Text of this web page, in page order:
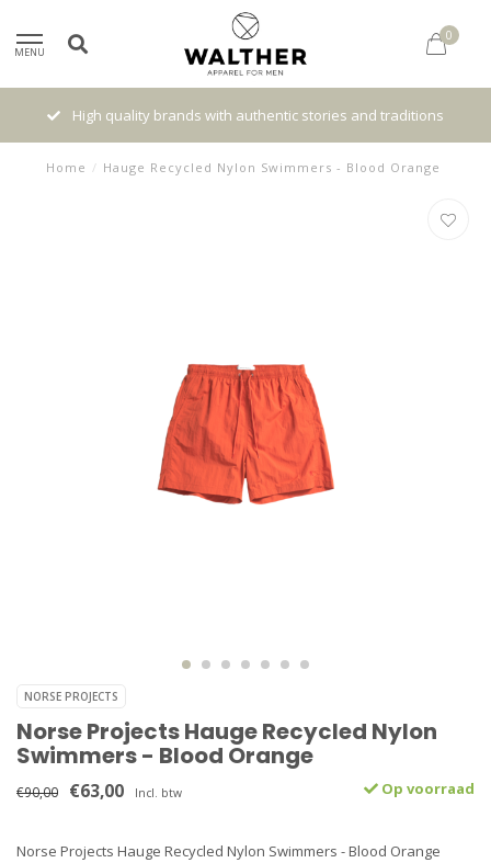
MENU
0
High quality brands with authentic stories and traditions
Home / Hauge Recycled Nylon Swimmers - Blood Orange
NORSE PROJECTS
Norse Projects Hauge Recycled Nylon
Swimmers - Blood Orange
€90,00 €63,00 Incl. btw Op voorraad
Norse Projects Hauge Recycled Nylon Swimmers - Blood Orange